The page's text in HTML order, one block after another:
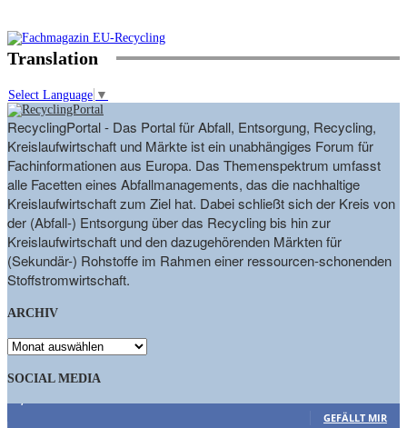
Translation
Select Language ▼
RecyclingPortal - Das Portal für Abfall, Entsorgung, Recycling,
Kreislaufwirtschaft und Märkte ist ein unabhängiges Forum für
Fachinformationen aus Europa. Das Themenspektrum umfasst
alle Facetten eines Abfallmanagements, das die nachhaltige
Kreislaufwirtschaft zum Ziel hat. Dabei schließt sich der Kreis von
der (Abfall-) Entsorgung über das Recycling bis hin zur
Kreislaufwirtschaft und den dazugehörenden Märkten für
(Sekundär-) Rohstoffe im Rahmen einer ressourcen-schonenden
Stoffstromwirtschaft.
ARCHIV
ARCHIV
SOCIAL MEDIA
GEFÄLLT MIR